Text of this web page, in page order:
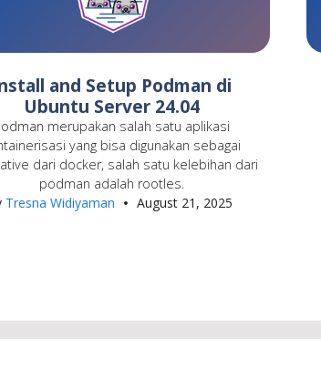
and Setup Podman di
Ubuntu Server 24.04
merupakan salah satu aplikasi
yang bisa digunakan sebagai
dari docker, salah satu kelebihan dari
podman adalah rootles.
Tresna Widiyaman August 21, 2025